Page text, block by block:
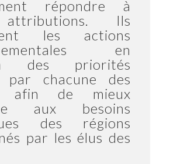
répondre à
Ils
les actions
en
des priorités
par chacune des
afin de mieux
aux besoins
des régions
par les élus des